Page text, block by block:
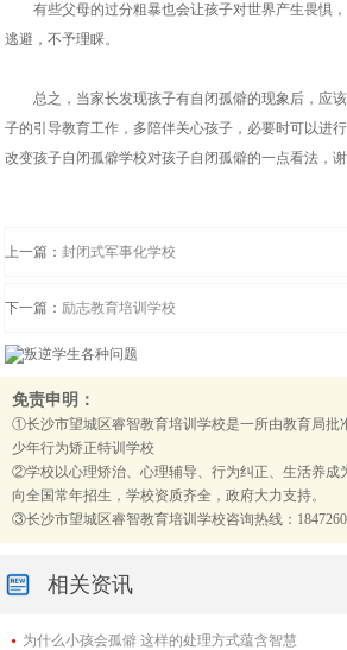
有些父母的过分粗暴也会让孩子对世界产生畏惧，
逃避，不予理睬。
总之，当家长发现孩子有自闭孤僻的现象后，应该
子的引导教育工作，多陪伴关心孩子，必要时可以进
改变孩子自闭孤僻学校对孩子自闭孤僻的一点看法，谢
上一篇：封闭式军事化学校
下一篇： 励志教育培训学校
免责申明：
①长沙市望城区睿智教育培训学校是一所由教育局批
少年行为矫正特训学校
②学校以心理矫治、心理辅导、行为纠正、生活养成
向全国常年招生，学校资质齐全，政府大力支持。
③长沙市望城区睿智教育培训学校咨询热线：
相关资讯
为什么小孩会孤僻 这样的处理方式蕴含智慧